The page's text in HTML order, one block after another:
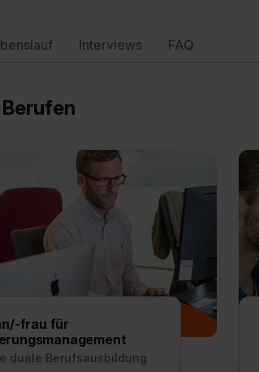
Interviews FAQ
Berufen
frau für
duale Berufsausbildung